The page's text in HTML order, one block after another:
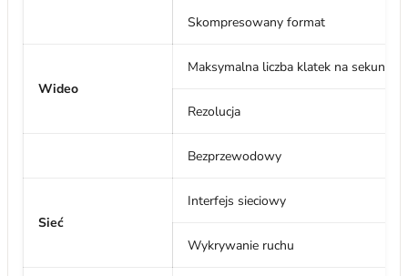
Skompresowany format
Wideo
Maksymalna liczba klatek na sekundę
Rezolucja
Bezprzewodowy
Sieć
Interfejs sieciowy
Wykrywanie ruchu